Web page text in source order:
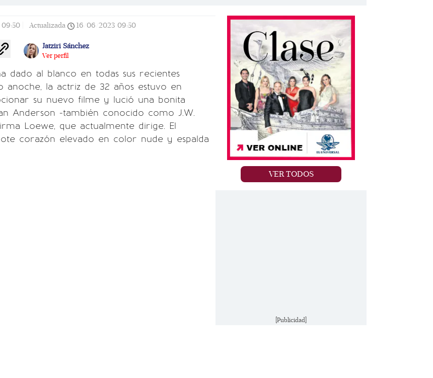
09:50 Actualizada 16/06/2023 09:50
Jatziri Sánchez
Ver perfil
dado al blanco en todas sus recientes
anoche, la actriz de 32 años estuvo en
su nuevo filme y lució una bonita
Anderson -también conocido como J.W.
Loewe, que actualmente dirige. El
corazón elevado en color nude y espalda
VER TODOS
[Publicidad]